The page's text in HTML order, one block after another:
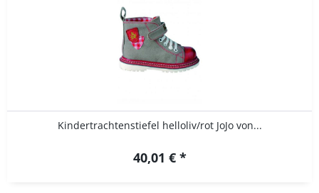
Kindertrachtenstiefel helloliv/rot JoJo von...
40,01 € *